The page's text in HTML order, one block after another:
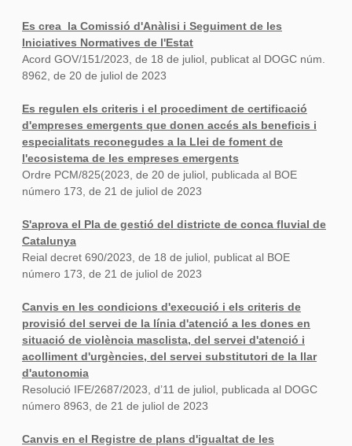
Es crea la Comissió d'Anàlisi i Seguiment de les
Iniciatives Normatives de l'Estat
Acord GOV/151/2023, de 18 de juliol, publicat al DOGC núm.
8962, de 20 de juliol de 2023
Es regulen els criteris i el procediment de certificació
d'empreses emergents que donen accés als beneficis i
especialitats reconegudes a la Llei de foment de
l'ecosistema de les empreses emergents
Ordre PCM/825(2023, de 20 de juliol, publicada al BOE
número 173, de 21 de juliol de 2023
S'aprova el Pla de gestió del districte de conca fluvial de
Catalunya
Reial decret 690/2023, de 18 de juliol, publicat al BOE
número 173, de 21 de juliol de 2023
Canvis en les condicions d'execució i els criteris de
provisió del servei de la línia d'atenció a les dones en
situació de violència masclista, del servei d'atenció i
acolliment d'urgències, del servei substitutori de la llar
d'autonomia
Resolució IFE/2687/2023, d’11 de juliol, publicada al DOGC
número 8963, de 21 de juliol de 2023
Canvis en el Registre de plans d'igualtat de les